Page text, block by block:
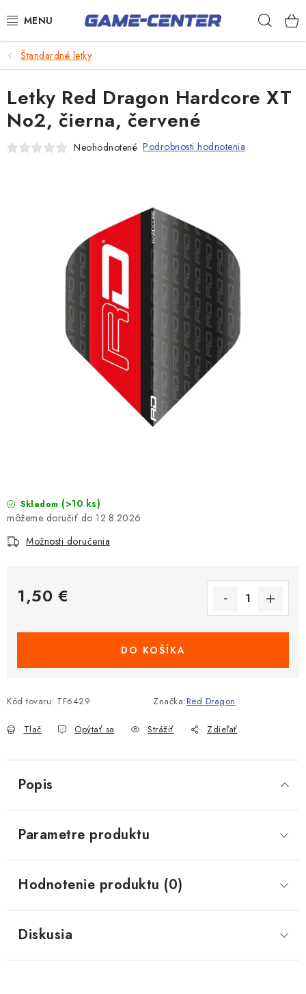
na
Šípky
Poker
Stolný futbal
Štandardné letky
Skladom (>10 ks)
12.8.2026
Možnosti doručenia
1,50 €
DO KOŠÍKA
Kód tovaru: TF6429 Značka:Red Dragon
Tlač Opýtať sa Strážiť Zdieľať
Letky Red Dragon Hardcore XT
No2, čierna, červené
Neohodnotené Podrobnosti hodnotenia
Popis
Parametre produktu
Hodnotenie produktu (0)
Diskusia